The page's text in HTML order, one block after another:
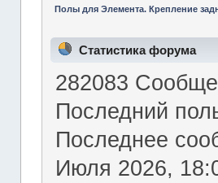
Полы для Элемента. Крепление
Статистика форума
282083
Последний
Последнее
Июля 2026,